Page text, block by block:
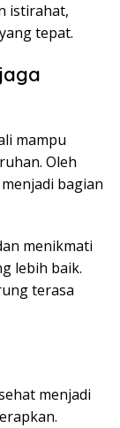
istirahat,
tepat.
mampu
Oleh
bagian
menikmati
lebih baik.
terasa
menjadi